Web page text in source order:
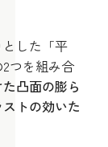
した「平
つを組み合
凸面の膨ら
トの効いた